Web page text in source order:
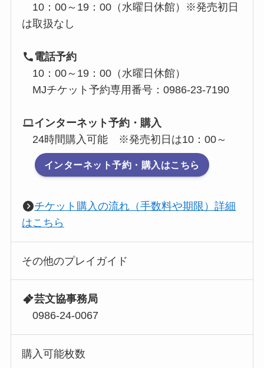
10：00～19：00（水曜日休館）※発売初日
は取扱なし
電話予約
10：00～19：00（水曜日休館）
MJチケット予約専用番号：0986-23-7190
インターネット予約・購入
24時間購入可能 ※発売初日は10：00～
インターネット予約・購入はこちら
チケット購入の流れ（手数料や期限）詳細
はこちら
その他のプレイガイド
芸文協事務局
0986-24-0067
購入可能枚数